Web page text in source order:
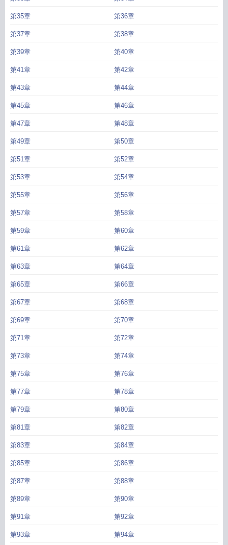
第35章 第36章
第37章 第38章
第39章 第40章
第41章 第42章
第43章 第44章
第45章 第46章
第47章 第48章
第49章 第50章
第51章 第52章
第53章 第54章
第55章 第56章
第57章 第58章
第59章 第60章
第61章 第62章
第63章 第64章
第65章 第66章
第67章 第68章
第69章 第70章
第71章 第72章
第73章 第74章
第75章 第76章
第77章 第78章
第79章 第80章
第81章 第82章
第83章 第84章
第85章 第86章
第87章 第88章
第89章 第90章
第91章 第92章
第93章 第94章